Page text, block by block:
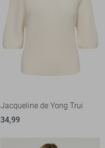
Jacqueline de Yong Trui
34,99